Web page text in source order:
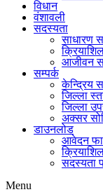
विधान
वंशावली
सदस्यता
साधारण
आजीवन
सम्पर्क
केन्द्रिय
जिल्ला
जिल्ला
अक्सर
डाउनलोड
आवेदन
सदस्यता
Menu